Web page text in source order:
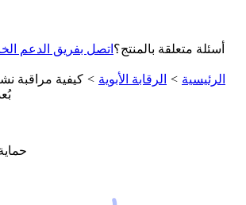
أسئلة متعلقة بالمنتج؟ اتصل بفريق الدعم
الرئيسية > الرقابة الأبوية > كيفية مراقبة